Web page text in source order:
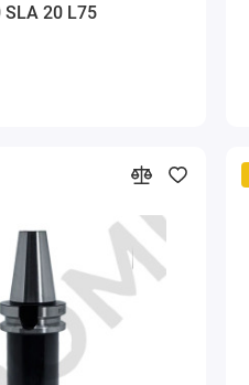
20 L75